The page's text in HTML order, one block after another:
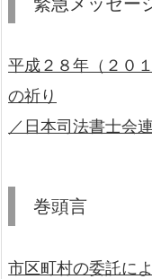
平成２８年（２０
の祈り
／日本司法書士
巻頭言
市区町村の委託に